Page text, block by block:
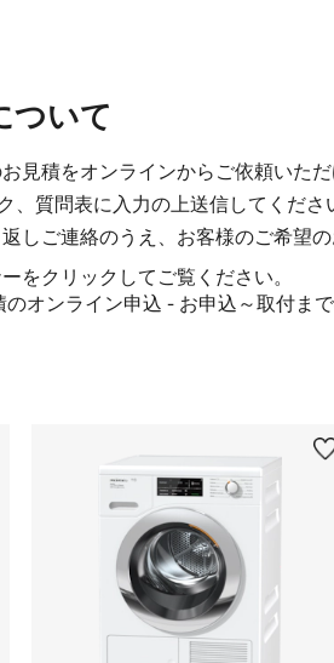
ついて
見積をオンラインからご依頼いただ
、質問表に入力の上送信してくださ
しご連絡のうえ、お客様のご希望
をクリックしてご覧ください。